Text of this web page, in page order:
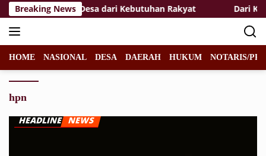
Langsung
ke
konten
Breaking News
Bangun Desa dari Kebutuhan Rakyat Dari
HOME NASIONAL DESA DAERAH HUKUM NOTARIS/
hpn